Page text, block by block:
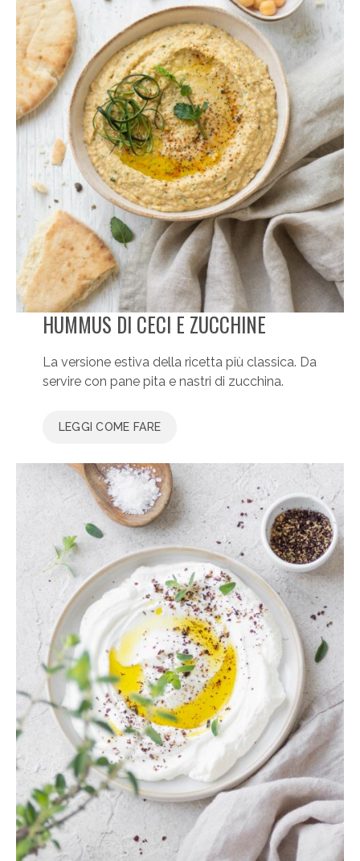
HUMMUS DI CECI E ZUCCHINE
La versione estiva della ricetta più classica. Da
servire con pane pita e nastri di zucchina.
LEGGI COME FARE